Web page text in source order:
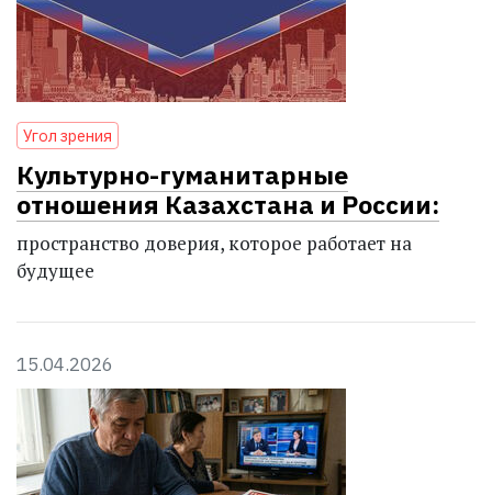
Угол зрения
Культурно-гуманитарные
отношения Казахстана и России:
пространство доверия, которое работает на
будущее
15.04.2026